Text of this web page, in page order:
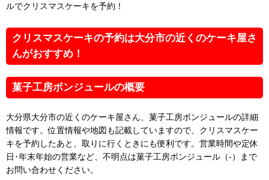
ルでクリスマスケーキを予約！
クリスマスケーキの予約は大分市の近くのケーキ屋さ
んがおすすめ！
菓子工房ボンジュールの概要
大分県大分市の近くのケーキ屋さん、菓子工房ボンジュールの詳細
情報です。位置情報や地図も記載していますので、クリスマスケー
キを予約したあと、取りに行くときにも便利です。営業時間や定休
日･年末年始の営業など、不明点は菓子工房ボンジュール（-）まで
お問い合わせください。